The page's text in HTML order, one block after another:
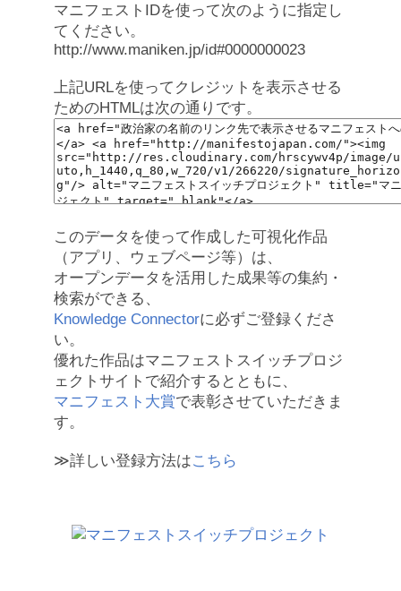
マニフェストIDを使って次のように指定し
てください。
http://www.maniken.jp/id#0000000023
上記URLを使ってクレジットを表示させる
ためのHTMLは次の通りです。
このデータを使って作成した可視化作品
（アプリ、ウェブページ等）は、
オープンデータを活用した成果等の集約・
検索ができる、
Knowledge Connectorに必ずご登録くださ
い。
優れた作品はマニフェストスイッチプロジ
ェクトサイトで紹介するとともに、
マニフェスト大賞で表彰させていただきま
す。
≫詳しい登録方法はこちら